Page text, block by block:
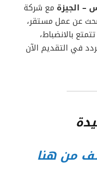
– الجيزة مع شركة
عن عمل مستقر،
بالانضباط،
في التقديم الآن
من هنا